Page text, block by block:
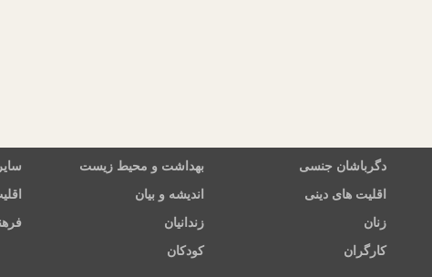
دگرباشان جنسی بهداشت و محیط زیست
اقلیت های دینی اندیشه و بیان
زنان زندانیان
کارگران کودکان